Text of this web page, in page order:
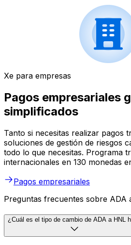
Xe para empresas
Pagos empresariales
simplificados
Tanto si necesitas realizar pagos
soluciones de gestión de riesgos
todo lo que necesitas. Programa
internacionales en 130 monedas
Pagos empresariales
Preguntas frecuentes sobre ADA
¿Cuál es el tipo de cambio de ADA a HNL